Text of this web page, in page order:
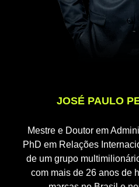
JOSÉ PAULO
Mestre e Doutor em
PhD em Relações
de um grupo
com mais de 26 anos de